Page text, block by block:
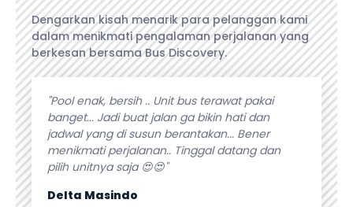
Dengarkan kisah menarik para pelanggan kami
dalam menikmati pengalaman perjalanan yang
berkesan bersama Bus Discovery.
bus
"Pool enak, bersih .. Unit bus terawat pakai
banget... Jadi buat jalan ga bikin hati dan
jadwal yang di susun berantakan... Bener
menikmati perjalanan.. Tinggal datang dan
pilih unitnya saja 😍😍"
Delta Masindo
Isti